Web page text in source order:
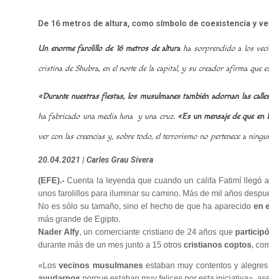
De 16 metros de altura, como símbolo de coexistencia y
Un enorme farolillo de 16 metros de alturaha sorprendido a los
cristina de Shubra, en el norte de la capital, y su creador afirma que
«Durante nuestras fiestas, los musulmanes también adornan las
ha fabricado una media luna y una cruz. «Es un mensaje de que
ver con las creencias y, sobre todo, el terrorismo no pertenece a
20.04.2021 | Carles Grau Sivera
(EFE).- Cuenta la leyenda que cuando un califa Fatimí llegó
unos farolillos para iluminar su camino. Más de mil años
No es sólo su tamaño, sino el hecho de que ha aparecido en
más grande de Egipto.
Nader Alfy, un comerciante cristiano de 24 años que
durante más de un mes junto a 15 otroscristianos coptos,
«Losvecinos musulmanesestaban muy contentos y